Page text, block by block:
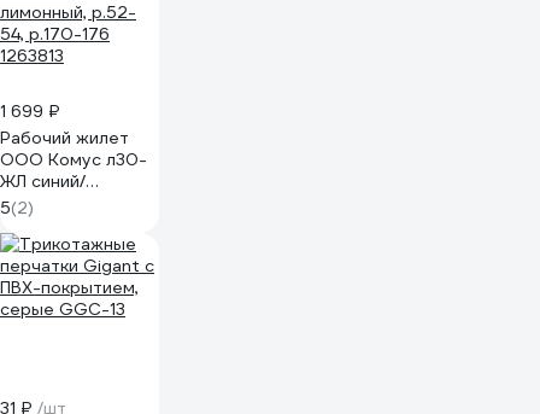
1 699 ₽
Рабочий жилет
ООО Комус л30-
ЖЛ синий/
лимонный, р.52-
54, р.170-176
1263813
5(2)
31 ₽ /шт